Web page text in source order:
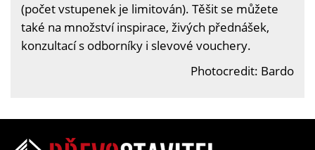
(počet vstupenek je limitován). Těšit se můžete
také na množství inspirace, živých přednášek,
konzultací s odborníky i slevové vouchery.
Photocredit: Bardo